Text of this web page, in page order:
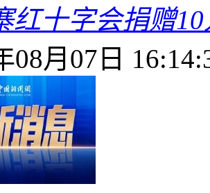
红十字会捐赠
08月07日